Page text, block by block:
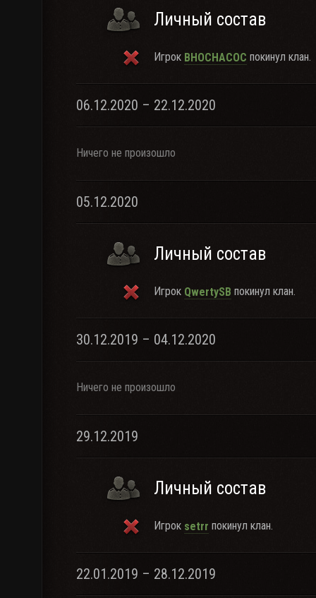
Личный состав
Игрок BHOCHACOC покинул клан.
06.12.2020 – 22.12.2020
Ничего не произошло
05.12.2020
Личный состав
Игрок QwertySB покинул клан.
30.12.2019 – 04.12.2020
Ничего не произошло
29.12.2019
Личный состав
Игрок setrr покинул клан.
22.01.2019 – 28.12.2019